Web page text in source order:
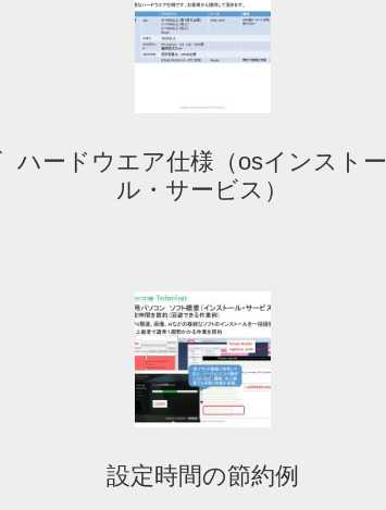
ハードウエア仕様（osインストー
ル・サービス）
設定時間の節約例